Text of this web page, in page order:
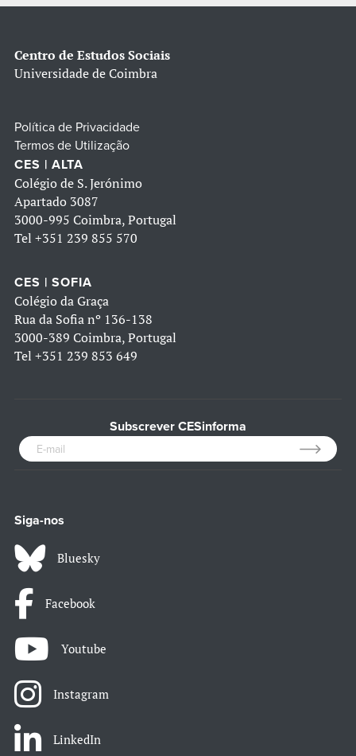
Centro de Estudos Sociais
Universidade de Coimbra
Política de Privacidade
Termos de Utilização
CES | ALTA
Colégio de S. Jerónimo
Apartado 3087
3000-995 Coimbra, Portugal
Tel +351 239 855 570
CES | SOFIA
Colégio da Graça
Rua da Sofia nº 136-138
3000-389 Coimbra, Portugal
Tel +351 239 853 649
Subscrever CESinforma
Siga-nos
Bluesky
Facebook
Youtube
Instagram
LinkedIn